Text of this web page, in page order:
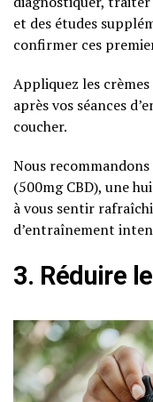
et des études
confirmer ces
Appliquez les
après vos séances
coucher.
Nous
(500mg CBD), une
à vous sentir
d’entraînement
3. Réduire